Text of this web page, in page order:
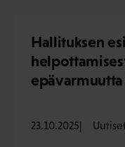
Hallituksen
23.10.2025